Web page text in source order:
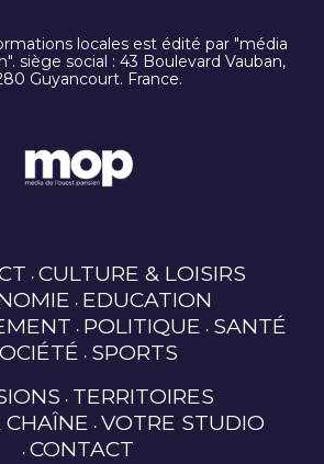
locales est édité par "média
siège social : 43 Boulevard Vauban,
Guyancourt. France.
CULTURE & LOISIRS
EDUCATION
POLITIQUE SANTÉ
SPORTS
TERRITOIRES
VOTRE STUDIO
CONTACT